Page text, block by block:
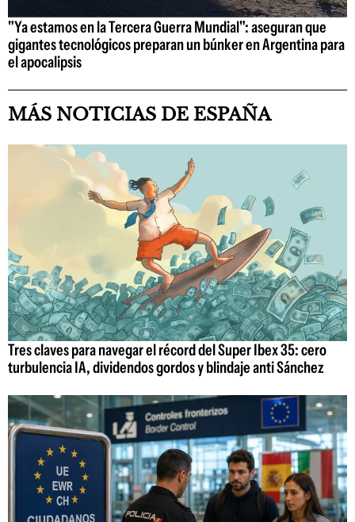
"Ya estamos en la Tercera Guerra Mundial": aseguran que
gigantes tecnológicos preparan un búnker en Argentina para
el apocalipsis
MÁS NOTICIAS DE ESPAÑA
Tres claves para navegar el récord del Super Ibex 35: cero
turbulencia IA, dividendos gordos y blindaje anti Sánchez